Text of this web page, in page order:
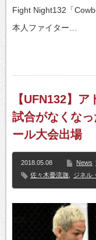
Fight Night132「
本人ファイター…
【UFN132】
試合がなくな
ール大会出場
2018.05.08 News
佐々木憂流迦
ジネル